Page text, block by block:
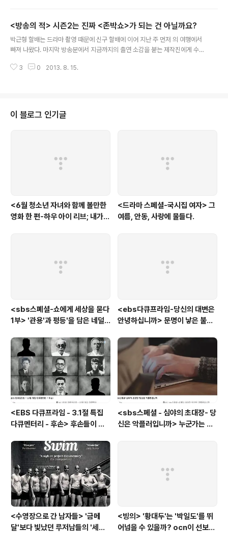
자리에서 술 한 잔에 끼얹은 농지꺼리처럼. 왜냐하면, 그것은 실질적으로 역사
적 결과에 어떤 의미를 부여해줄 우연적 사건도 아니요, 필연적 귀결도 아니니
까. 하지만, 증권가 정보지에 귀를 기울이는 사람들의 마음은 그런 '따지고 보면
<방송의 적> 시즌2는 진짜 <존박쇼>가 되는 건 아닐까요?
박근형 할배는 드라마 촬영 때문에 신구 할배에 이어 지난 주 먼저 의 여행에서
빠져 나왔다. 마지막 방송분에서 지금까지의 출연 소감을 붇는 제작진에게 수십
엄하고 위압적인 역할을 주로 맡아왔는데, 형들과 함께 여행을 하다보니 자기도
가 해온 연기의 세월의 무게를 더해 진중하게 다가온다. 하지만, 박근형 옹의 고
민이 기우가 될 만큼 요즘의 대세는 기존에 쌓여진 자신의 이미지를 부숴가며
3 0 2013. 8. 15.
이 블로그 인기글
<6월 청소년 자녀와 함께 볼만한
영화 한 편-하우 아이 리브; 내가
<드라마 스페셜-국시집 여자> 그
여름, 안동, 사랑에 물들다.
<sbs스폐셜-쇼에게 세상을 묻다
1부> '관용'과 평등'을 담은 네덜
<ebs다큐프라임-당신의 대변은
안녕하십니까> 문명이 낳은 불치
<EBS 다큐프라임 - 3.1절 특집
다큐멘터리 - 후손> 후손들이 말
고 후손들이 짊어진 삶의 무게
<sbs스페셜 - 심야의 초대장- 당
신은 악플러입니까> 누군가는 강
<수영장으로 간 남자들> '금메
달'보다 빛났던 루저남들의 '세라
<빙의> '황대두'는 '박일도'를 뛰
어넘을 수 있을까? ocn이 선보인